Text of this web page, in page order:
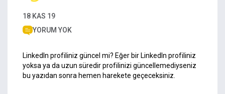
18 KAS 19
YORUM YOK
LinkedIn profiliniz güncel mi? Eğer bir LinkedIn profiliniz
yoksa ya da uzun süredir profilinizi güncellemediyseniz
bu yazıdan sonra hemen harekete geçeceksiniz.